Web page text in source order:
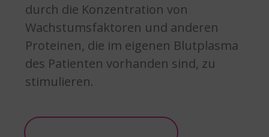
durch die Konzentration von
Wachstumsfaktoren und anderen
Proteinen, die im eigenen Blutplasma
des Patienten vorhanden sind, zu
stimulieren.